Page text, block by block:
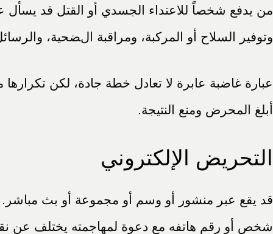
من يدفع شخصاً للاعتداء الجسدي أو القتل قد يسأل
وتوفير السلاح أو المركبة، ومراقبة الضحية،
عبارة غاضبة عابرة لا تعادل خطة جادة، لكن تكرارها
أبلغ المحرض ومنع النتيجة.
التحريض الإلكتروني
قد يقع عبر منشور أو وسم أو مجموعة أو بث مباشر.
شخص أو رقم هاتفه مع دعوة لمهاجمته يختلف عن